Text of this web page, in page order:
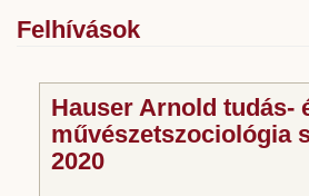
Felhívások
Hauser Arnold tudás-
művészetszociológia
2020